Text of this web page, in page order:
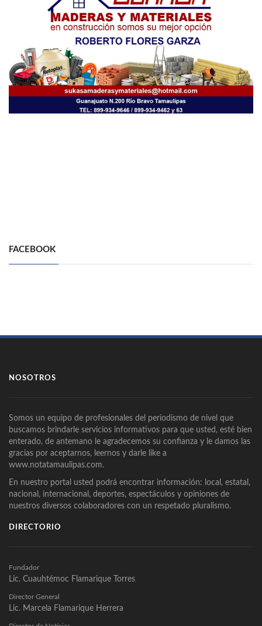
FACEBOOK
NOSOTROS
Somos un equipo de profesionales del periodismo de nivel que
buscamos brindarle servicios informativos para que usted, esté bien
enterado, de antemano le agradecemos su confianza y le damos las
gracias por aceptarnos, leernos y darle like a
www.notatamaulipas.com.
En nuestro portal usted podrá encontrar información: local, estatal,
nacional, internacional, deportes, espectáculos y opiniones de
nuestros diversos colaboradores con un respetado pluralismo.
DIRECTORIO
Fundador
Lic. Cuauhtémoc Flamarique Torres
Director General
Lic. Marcela Flamarique Herrera